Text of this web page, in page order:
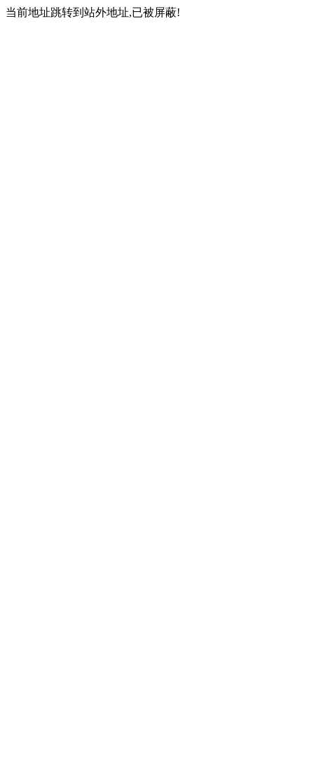
当前地址跳转到站外地址,已被屏蔽!